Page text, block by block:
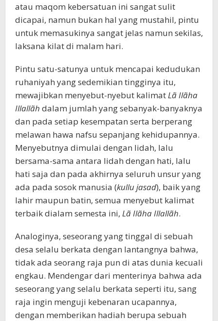
atau maqom kebersatuan ini sangat sulit
dicapai, namun bukan hal yang mustahil, pintu
untuk memasukinya sangat jelas namun sekilas,
laksana kilat di malam hari.
Pintu satu-satunya untuk mencapai kedudukan
ruhaniyah yang sedemikian tingginya itu,
mewajibkan menyebut-nyebut kalimatLã Ilãha
Illallãh dalam jumlah yang sebanyak-banyaknya
dan pada setiap kesempatan serta berperang
melawan hawa nafsu sepanjang kehidupannya.
Menyebutnya dimulai dengan lidah, lalu
bersama-sama antara lidah dengan hati, lalu
hati saja dan pada akhirnya seluruh unsur yang
ada pada sosok manusia (kullu jasad), baik yang
lahir maupun batin, semua menyebut kalimat
terbaik dialam semesta ini, Lã Ilãha Illallãh.
Analoginya, seseorang yang tinggal di sebuah
desa selalu berkata dengan lantangnya bahwa,
tidak ada seorang raja pun di atas dunia kecuali
engkau. Mendengar dari menterinya bahwa ada
seseorang yang selalu berkata seperti itu, sang
raja ingin menguji kebenaran ucapannya,
dengan memberikan hadiah berupa sebuah